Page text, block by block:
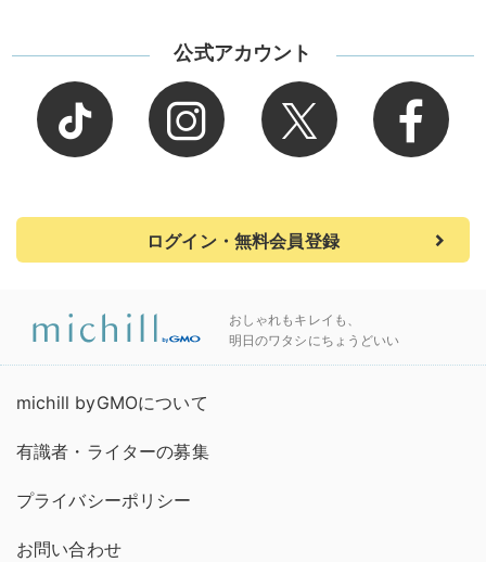
公式アカウント
ログイン・無料会員登録
おしゃれもキレイも、
明日のワタシにちょうどいい
michill byGMOについて
有識者・ライターの募集
プライバシーポリシー
お問い合わせ